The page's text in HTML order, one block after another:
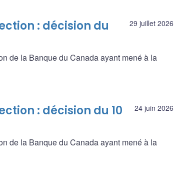
29 juillet 2026
: décision du
de la Banque du Canada ayant mené à la
24 juin 2026
: décision du 10
de la Banque du Canada ayant mené à la